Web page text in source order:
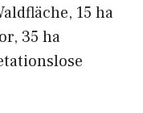
15 ha
35 ha